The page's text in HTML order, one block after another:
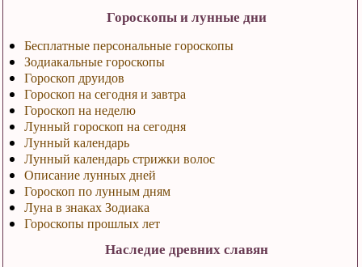
Гороскопы и лунные дни
Бесплатные персональные гороскопы
Зодиакальные гороскопы
Гороскоп друидов
Гороскоп на сегодня и завтра
Гороскоп на неделю
Лунный гороскоп на сегодня
Лунный календарь
Лунный календарь стрижки волос
Описание лунных дней
Гороскоп по лунным дням
Луна в знаках Зодиака
Гороскопы прошлых лет
Наследие древних славян